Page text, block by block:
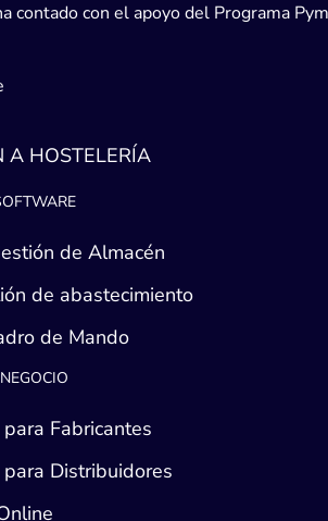
contado con el apoyo del Programa
A HOSTELERÍA
de Almacén
de abastecimiento
de Mando
Fabricantes
Distribuidores